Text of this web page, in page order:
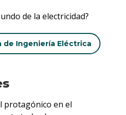
de la electricidad?
de Ingeniería Eléctrica
protagónico en el